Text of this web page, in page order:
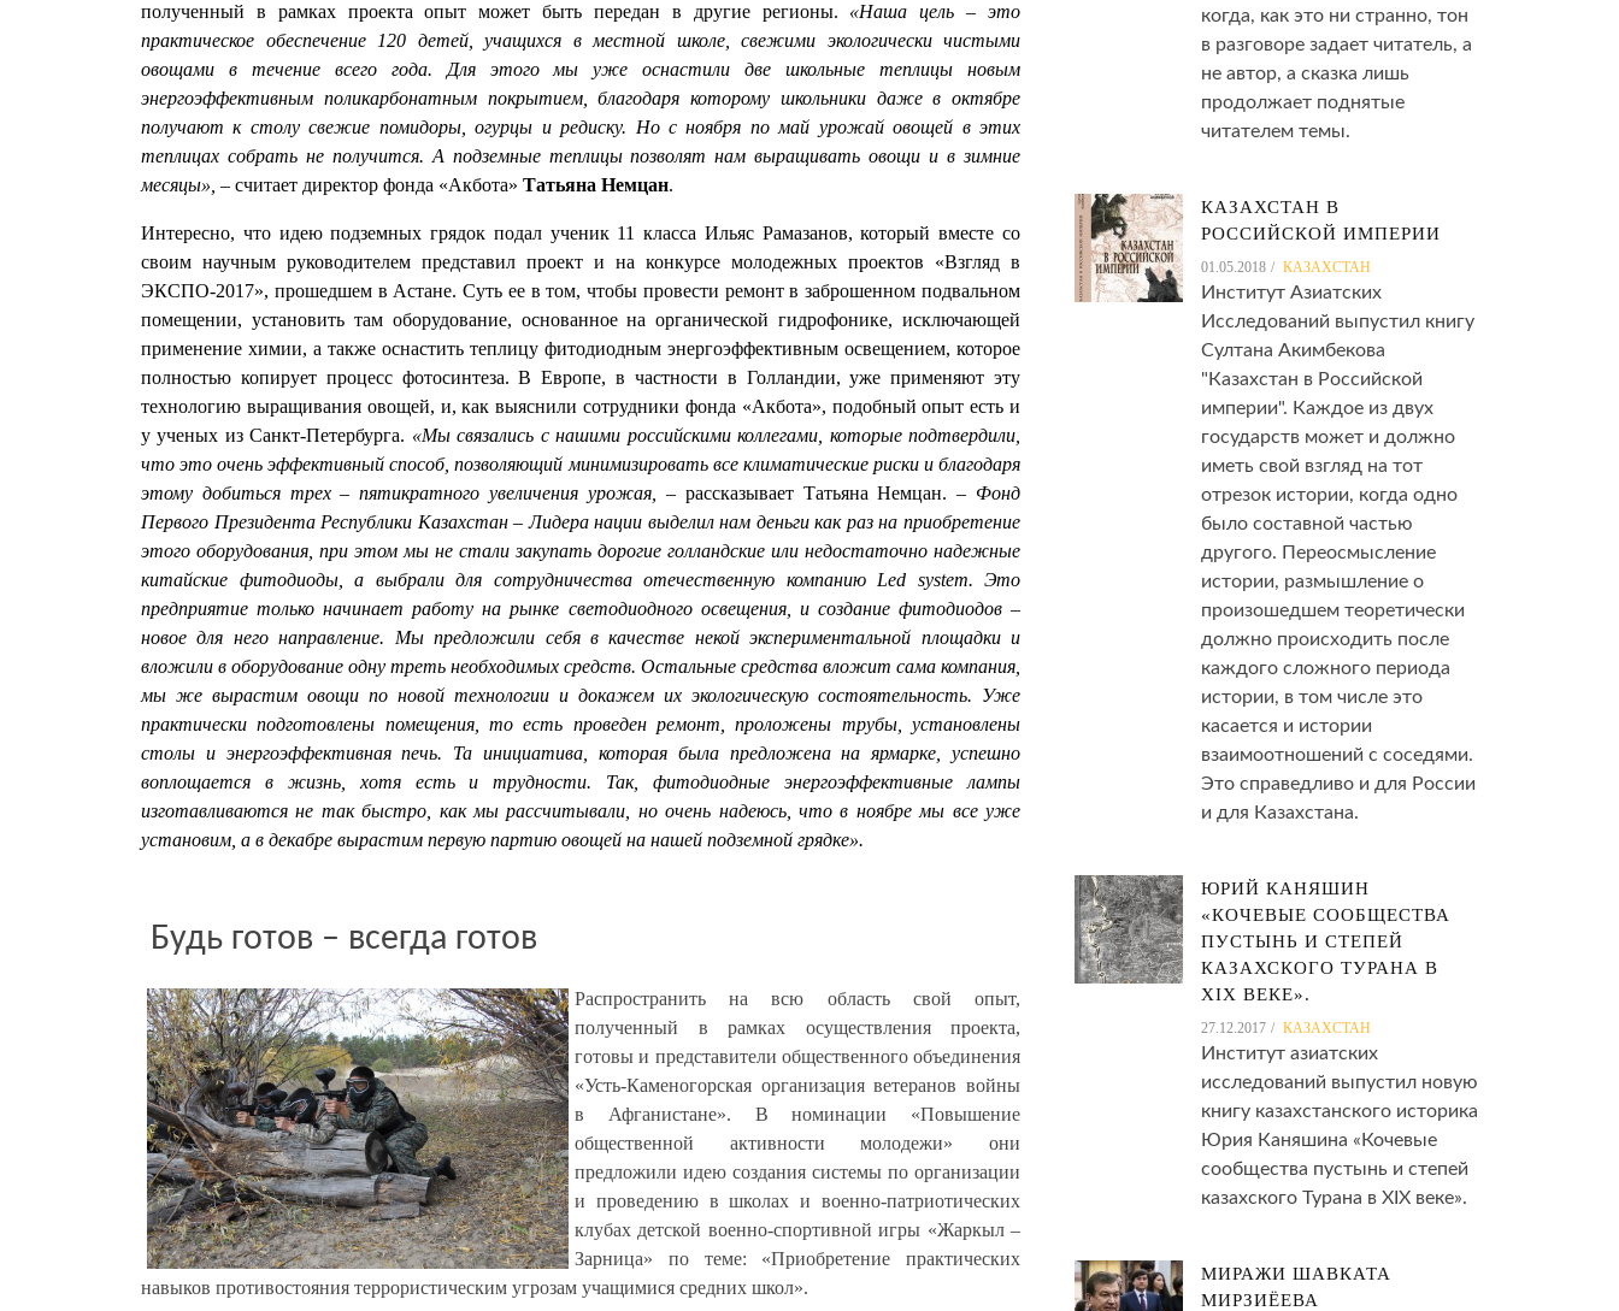
полученный в рамках проекта опыт может быть передан в другие регионы. «Наша цель – это
практическое обеспечение 120 детей, учащихся в местной школе, свежими экологически чистыми
овощами в течение всего года. Для этого мы уже оснастили две школьные теплицы новым
энергоэффективным поликарбонатным покрытием, благодаря которому школьники даже в октябре
получают к столу свежие помидоры, огурцы и редиску. Но с ноября по май урожай овощей в этих
теплицах собрать не получится. А подземные теплицы позволят нам выращивать овощи и в зимние
месяцы», – считает директор фонда «Акбота» Татьяна Немцан.
Интересно, что идею подземных грядок подал ученик 11 класса Ильяс Рамазанов, который вместе со
своим научным руководителем представил проект и на конкурсе молодежных проектов «Взгляд в
ЭКСПО-2017», прошедшем в Астане. Суть ее в том, чтобы провести ремонт в заброшенном подвальном
помещении, установить там оборудование, основанное на органической гидрофонике, исключающей
применение химии, а также оснастить теплицу фитодиодным энергоэффективным освещением, которое
полностью копирует процесс фотосинтеза. В Европе, в частности в Голландии, уже применяют эту
технологию выращивания овощей, и, как выяснили сотрудники фонда «Акбота», подобный опыт есть и
у ученых из Санкт-Петербурга. «Мы связались с нашими российскими коллегами, которые подтвердили,
что это очень эффективный способ, позволяющий минимизировать все климатические риски и благодаря
этому добиться трех – пятикратного увеличения урожая, – рассказывает Татьяна Немцан.– Фонд
Первого Президента Республики Казахстан – Лидера нации выделил нам деньги как раз на приобретение
этого оборудования, при этом мы не стали закупать дорогие голландские или недостаточно надежные
китайские фитодиоды, а выбрали для сотрудничества отечественную компанию Led system. Это
предприятие только начинает работу на рынке светодиодного освещения, и создание фитодиодов –
новое для него направление. Мы предложили себя в качестве некой экспериментальной площадки и
вложили в оборудование одну треть необходимых средств. Остальные средства вложит сама компания,
мы же вырастим овощи по новой технологии и докажем их экологическую состоятельность. Уже
практически подготовлены помещения, то есть проведен ремонт, проложены трубы, установлены
столы и энергоэффективная печь. Та инициатива, которая была предложена на ярмарке, успешно
воплощается в жизнь, хотя есть и трудности. Так, фитодиодные энергоэффективные лампы
изготавливаются не так быстро, как мы рассчитывали, но очень надеюсь, что в ноябре мы все уже
установим, а в декабре вырастим первую партию овощей на нашей подземной грядке».
Будь готов – всегда готов
Распространить на всю область свой опыт,
полученный в рамках осуществления проекта,
готовы и представители общественного объединения
«Усть-Каменогорская организация ветеранов войны
в Афганистане». В номинации «Повышение
общественной активности молодежи» они
предложили идею создания системы по организации
и проведению в школах и военно-патриотических
клубах детской военно-спортивной игры «Жаркыл –
Зарница» по теме: «Приобретение практических
навыков противостояния террористическим угрозам учащимися средних школ».
когда, как это ни странно, тон
в разговоре задает читатель, а
не автор, а сказка лишь
продолжает поднятые
читателем темы.
КАЗАХСТАН В
РОССИЙСКОЙ ИМПЕРИИ
01.05.2018 КАЗАХСТАН
Институт Азиатских
Исследований выпустил книгу
Султана Акимбекова
"Казахстан в Российской
империи". Каждое из двух
государств может и должно
иметь свой взгляд на тот
отрезок истории, когда одно
было составной частью
другого. Переосмысление
истории, размышление о
произошедшем теоретически
должно происходить после
каждого сложного периода
истории, в том числе это
касается и истории
взаимоотношений с соседями.
Это справедливо и для России
и для Казахстана.
ЮРИЙ КАНЯШИН
«КОЧЕВЫЕ СООБЩЕСТВА
ПУСТЫНЬ И СТЕПЕЙ
КАЗАХСКОГО ТУРАНА В
XIX ВЕКЕ».
27.12.2017 КАЗАХСТАН
Институт азиатских
исследований выпустил новую
книгу казахстанского историка
Юрия Каняшина «Кочевые
сообщества пустынь и степей
казахского Турана в XIX веке».
МИРАЖИ ШАВКАТА
МИРЗИЁЕВА